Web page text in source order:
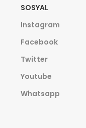
SOSYAL
Instagram
Facebook
Twitter
Youtube
Whatsapp